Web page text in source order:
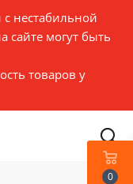
нестабильной
сайте могут быть
товаров у
0